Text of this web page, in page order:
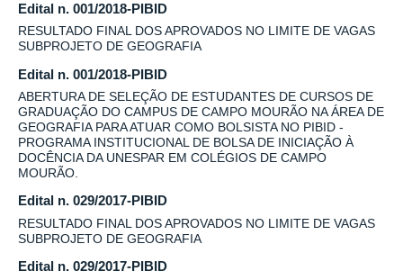
Edital n. 001/2018-PIBID
RESULTADO FINAL DOS APROVADOS NO LIMITE DE VAGAS
SUBPROJETO DE GEOGRAFIA
Edital n. 001/2018-PIBID
ABERTURA DE SELEÇÃO DE ESTUDANTES DE CURSOS DE
GRADUAÇÃO DO CAMPUS DE CAMPO MOURÃO NA ÁREA DE
GEOGRAFIA PARA ATUAR COMO BOLSISTA NO PIBID -
PROGRAMA INSTITUCIONAL DE BOLSA DE INICIAÇÃO À
DOCÊNCIA DA UNESPAR EM COLÉGIOS DE CAMPO
MOURÃO.
Edital n. 029/2017-PIBID
RESULTADO FINAL DOS APROVADOS NO LIMITE DE VAGAS
SUBPROJETO DE GEOGRAFIA
Edital n. 029/2017-PIBID